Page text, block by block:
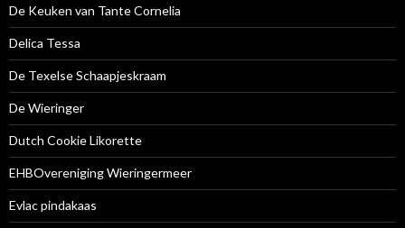
De Keuken van Tante Cornelia
Delica Tessa
De Texelse Schaapjeskraam
De Wieringer
Dutch Cookie Likorette
EHBOvereniging Wieringermeer
Evlac pindakaas